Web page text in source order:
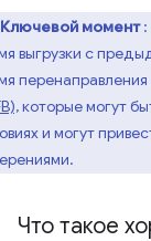
Ключевой момент:
выгрузки с
которые могут
и могут
Что такое